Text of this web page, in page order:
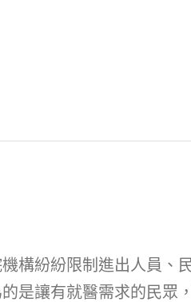
構紛紛限制進出人員、
是讓有就醫需求的民眾